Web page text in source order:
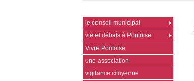
le conseil municipal
vie et débats à Pontoise
Vivre Pontoise
une association
vigilance citoyenne